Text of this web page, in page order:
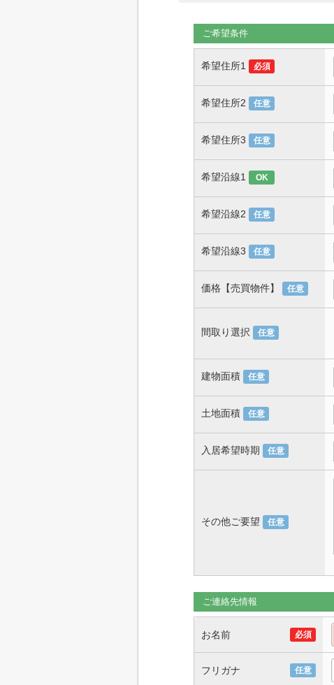
ご希望条件
希望住所1 必須
希望住所2 任意
希望住所3 任意
希望沿線1 OK
希望沿線2 任意
希望沿線3 任意
価格【売買物件】 任意
間取り選択 任意
建物面積 任意
土地面積 任意
入居希望時期 任意
その他ご要望 任意
ご連絡先情報
お名前 必須
フリガナ 任意